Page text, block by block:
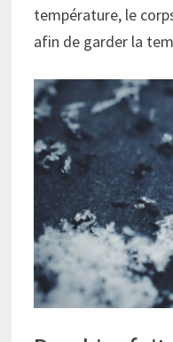
température, le
afin de garder la